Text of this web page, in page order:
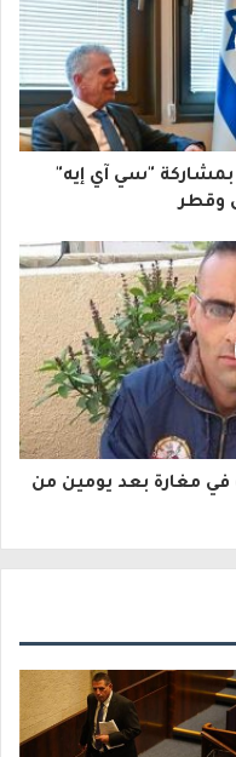
بمشاركة "سي آي إيه"
وقطر
في مغارة بعد يومين من